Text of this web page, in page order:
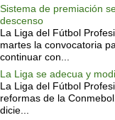
Sistema de premiación
descenso
La Liga del Fútbol
martes la convocatoria
continuar con...
La Liga se adecua y
La Liga del Fútbol
reformas de la
dicie...